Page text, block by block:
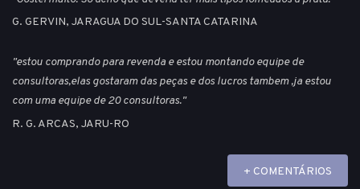
G. GERVIN, JARAGUA DO SUL-SANTA CATARINA
"estou comprando para revenda e estou montando equipe de
consultoras,elas gostaram das peças e dos lucros tambem ,ja estou
com uma equipe de 20 consultoras."
R. G. ARCAS, JARU-RO
+ COMENTÁRIOS